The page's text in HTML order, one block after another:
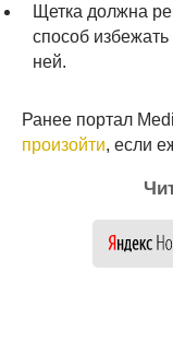
Щетка должна
способ
ней.
Ранее портал
произойти, если